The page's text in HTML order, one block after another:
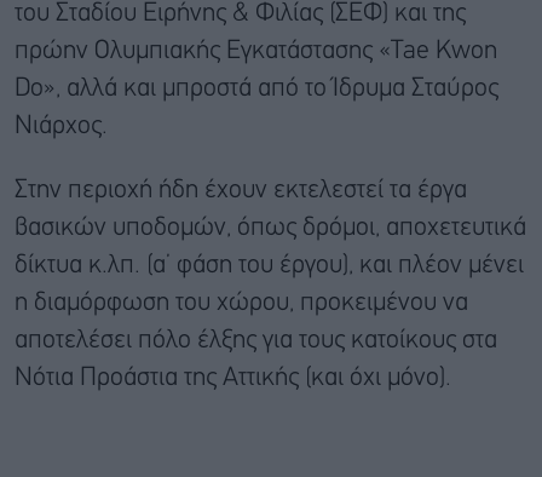
του Σταδίου Ειρήνης & Φιλίας (ΣΕΦ) και της
πρώην Ολυμπιακής Εγκατάστασης «Tae Kwon
Do», αλλά και μπροστά από το Ίδρυμα Σταύρος
Νιάρχος.
Στην περιοχή ήδη έχουν εκτελεστεί τα έργα
βασικών υποδομών, όπως δρόμοι, αποχετευτικά
δίκτυα κ.λπ. (α’ φάση του έργου), και πλέον μένει
η διαμόρφωση του χώρου, προκειμένου να
αποτελέσει πόλο έλξης για τους κατοίκους στα
Νότια Προάστια της Αττικής (και όχι μόνο).